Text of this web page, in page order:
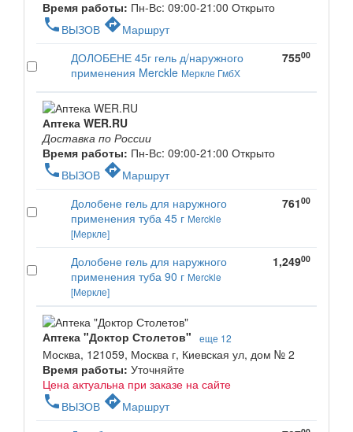
Время работы: Пн-Вс: 09:00-21:00 Открыто
phone ВЫЗОВ directionsМаршрут
ДОЛОБЕНЕ 45г гель д/наружного
применения Merckle Меркле ГмбХ
75500
Аптека WER.RU
Доставка по России
Время работы: Пн-Вс: 09:00-21:00 Открыто
phone ВЫЗОВ directionsМаршрут
Долобене гель для наружного
применения туба 45 г Merckle
[Меркле]
76100
Долобене гель для наружного
применения туба 90 г Merckle
[Меркле]
1,24900
Аптека "Доктор Столетов" еще 12
Москва, 121059, Москва г, Киевская ул, дом № 2
Время работы: Уточняйте
Цена актуальна при заказе на сайте
phone ВЫЗОВ directionsМаршрут